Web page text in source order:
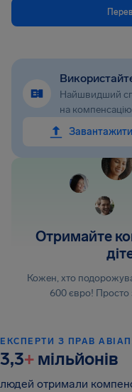
Найшвидший
на компенсацію
Завантажити
Отримайте
Кожен, хто
600 євро! Просто
ЕКСПЕРТИ З ПРАВ
3,3+ мільйонів
людей отримали